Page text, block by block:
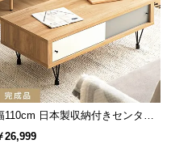
110cm 日本製収納付きセンター
ーブル TCT-007
26,999